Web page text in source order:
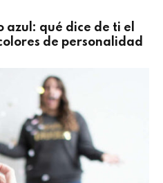
azul: qué dice de ti el
de personalidad